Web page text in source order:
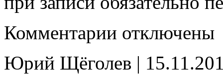
Комментарии записи
отключены
Юрий Щёголев |